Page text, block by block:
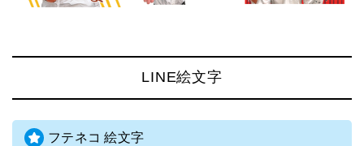
LINE絵文字
フテネコ 絵文字